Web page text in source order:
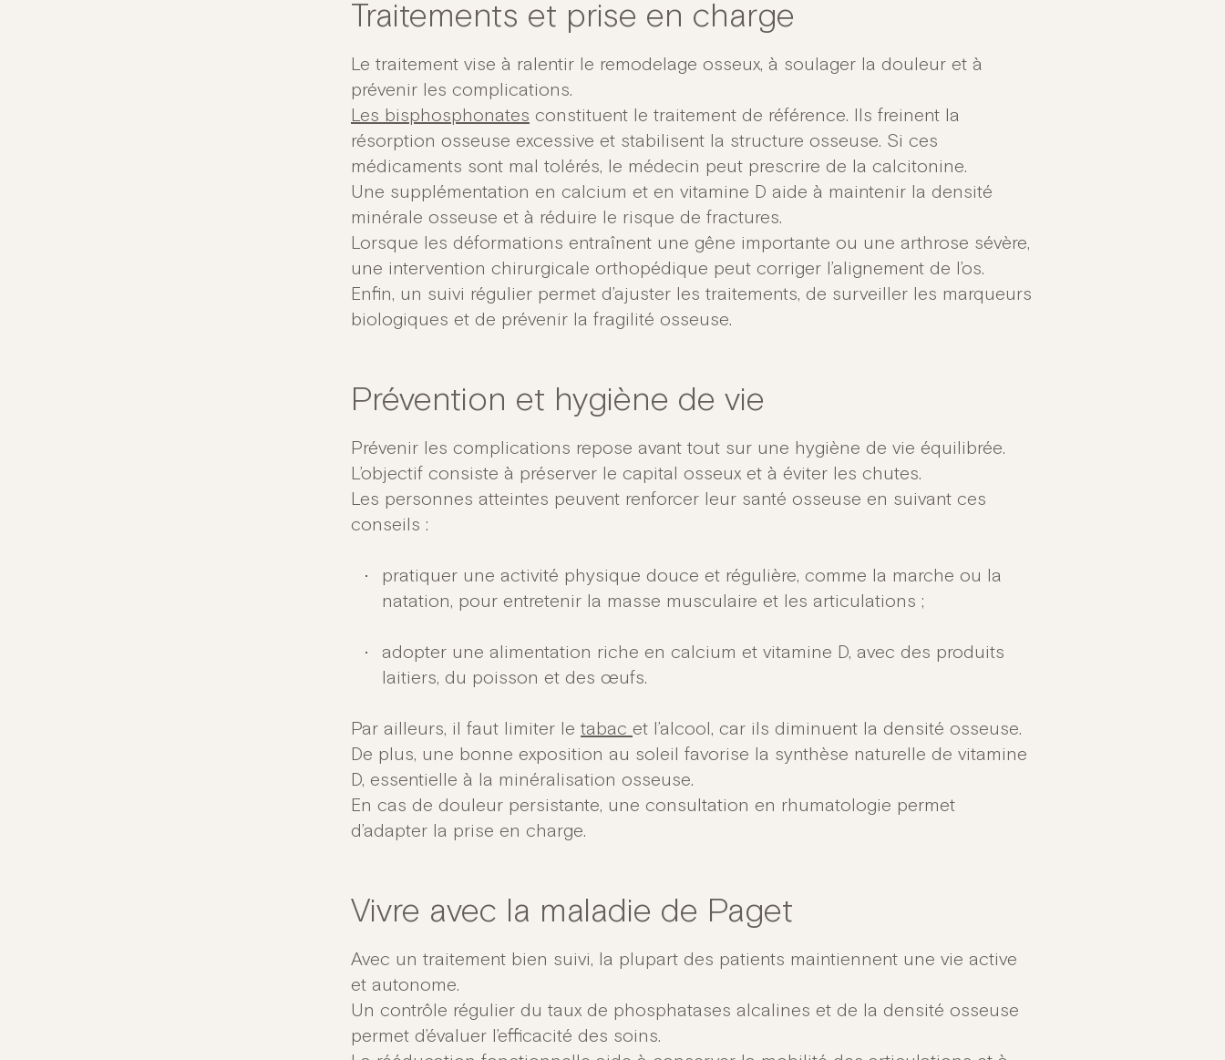
Traitements et prise en charge
Le traitement vise à ralentir le remodelage osseux, à soulager la douleur et à
prévenir les complications.
Les bisphosphonates constituent le traitement de référence. Ils freinent la
résorption osseuse excessive et stabilisent la structure osseuse. Si ces
médicaments sont mal tolérés, le médecin peut prescrire de la calcitonine.
Une supplémentation en calcium et en vitamine D aide à maintenir la densité
minérale osseuse et à réduire le risque de fractures.
Lorsque les déformations entraînent une gêne importante ou une arthrose sévère,
une intervention chirurgicale orthopédique peut corriger l’alignement de l’os.
Enfin, un suivi régulier permet d’ajuster les traitements, de surveiller les marqueurs
biologiques et de prévenir la fragilité osseuse.
Prévention et hygiène de vie
Prévenir les complications repose avant tout sur une hygiène de vie équilibrée.
L’objectif consiste à préserver le capital osseux et à éviter les chutes.
Les personnes atteintes peuvent renforcer leur santé osseuse en suivant ces
conseils :
pratiquer une activité physique douce et régulière, comme la marche ou la
natation, pour entretenir la masse musculaire et les articulations ;
adopter une alimentation riche en calcium et vitamine D, avec des produits
laitiers, du poisson et des œufs.
Par ailleurs, il faut limiter le tabac et l’alcool, car ils diminuent la densité osseuse.
De plus, une bonne exposition au soleil favorise la synthèse naturelle de vitamine
D, essentielle à la minéralisation osseuse.
En cas de douleur persistante, une consultation en rhumatologie permet
d’adapter la prise en charge.
Vivre avec la maladie de Paget
Avec un traitement bien suivi, la plupart des patients maintiennent une vie active
et autonome.
Un contrôle régulier du taux de phosphatases alcalines et de la densité osseuse
permet d’évaluer l’efficacité des soins.